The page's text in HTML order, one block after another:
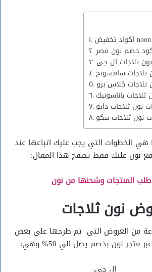
خصم نون مصر
ثلاجات ال جي
ثلاجات سامسونج
كلاس برو
باناسونيك
نون ثلاجات دايو
نون ثلاجات بيكو
هي الخطوات التي يجب عليك اتباعها عند
نون عليك فقط تصفح هذا المقال:
المنتجات وشحنها من نون
نون ثلاجات
من العروض التى تم طرحها علي بعض
متجر نون بخصم يصل الي 50% وهي:
ال جي.